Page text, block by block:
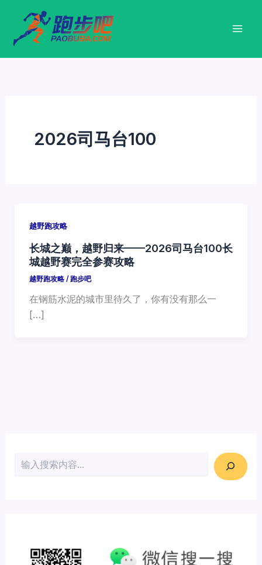
2026司马台100
越野跑攻略
长城之巅，越野归来——2026司马台100长
城越野赛完全参赛攻略
越野跑攻略/ 跑步吧
在钢筋水泥的城市里待久了，你有没有那么一
[…]